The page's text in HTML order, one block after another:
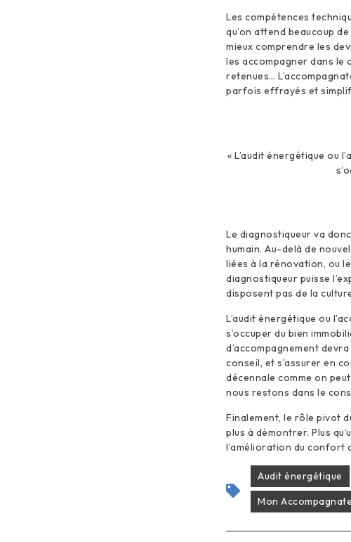
Les compétences
qu’on attend beaucoup
mieux comprendre les
les accompagner dans le
retenues…
parfois effrayés et
« L’audit énergétique ou
Le diagnostiqueur va
humain. Au-delà de
liées à la rénovation, ou
diagnostiqueur puisse
disposent pas de la
L’audit énergétique ou
s’occuper du bien
d’accompagnement
conseil, et s’assurer en
décennale comme on
nous restons dans le
Finalement, le rôle pivot
plus à démontrer. Plus
l’amélioration du confort
Audit énergétique
Mon